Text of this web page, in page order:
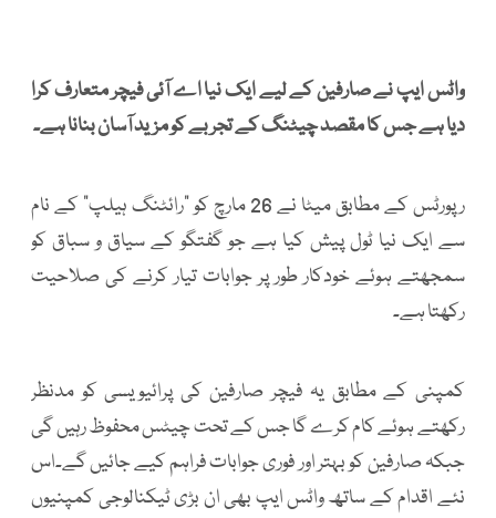
واٹس ایپ نے صارفین کے لیے ایک نیا اے آئی فیچر متعارف کرا
دیا ہے جس کا مقصد چیٹنگ کے تجربے کو مزید آسان بنانا ہے۔
رپورٹس کے مطابق میٹا نے 26 مارچ کو “رائٹنگ ہیلپ” کے نام
سے ایک نیا ٹول پیش کیا ہے جو گفتگو کے سیاق و سباق کو
سمجھتے ہوئے خودکار طور پر جوابات تیار کرنے کی صلاحیت
رکھتا ہے۔
کمپنی کے مطابق یہ فیچر صارفین کی پرائیویسی کو مدنظر
رکھتے ہوئے کام کرے گا جس کے تحت چیٹس محفوظ رہیں گی
جبکہ صارفین کو بہتر اور فوری جوابات فراہم کیے جائیں گے۔اس
نئے اقدام کے ساتھ واٹس ایپ بھی ان بڑی ٹیکنالوجی کمپنیوں